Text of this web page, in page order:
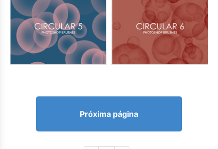
Próxima página